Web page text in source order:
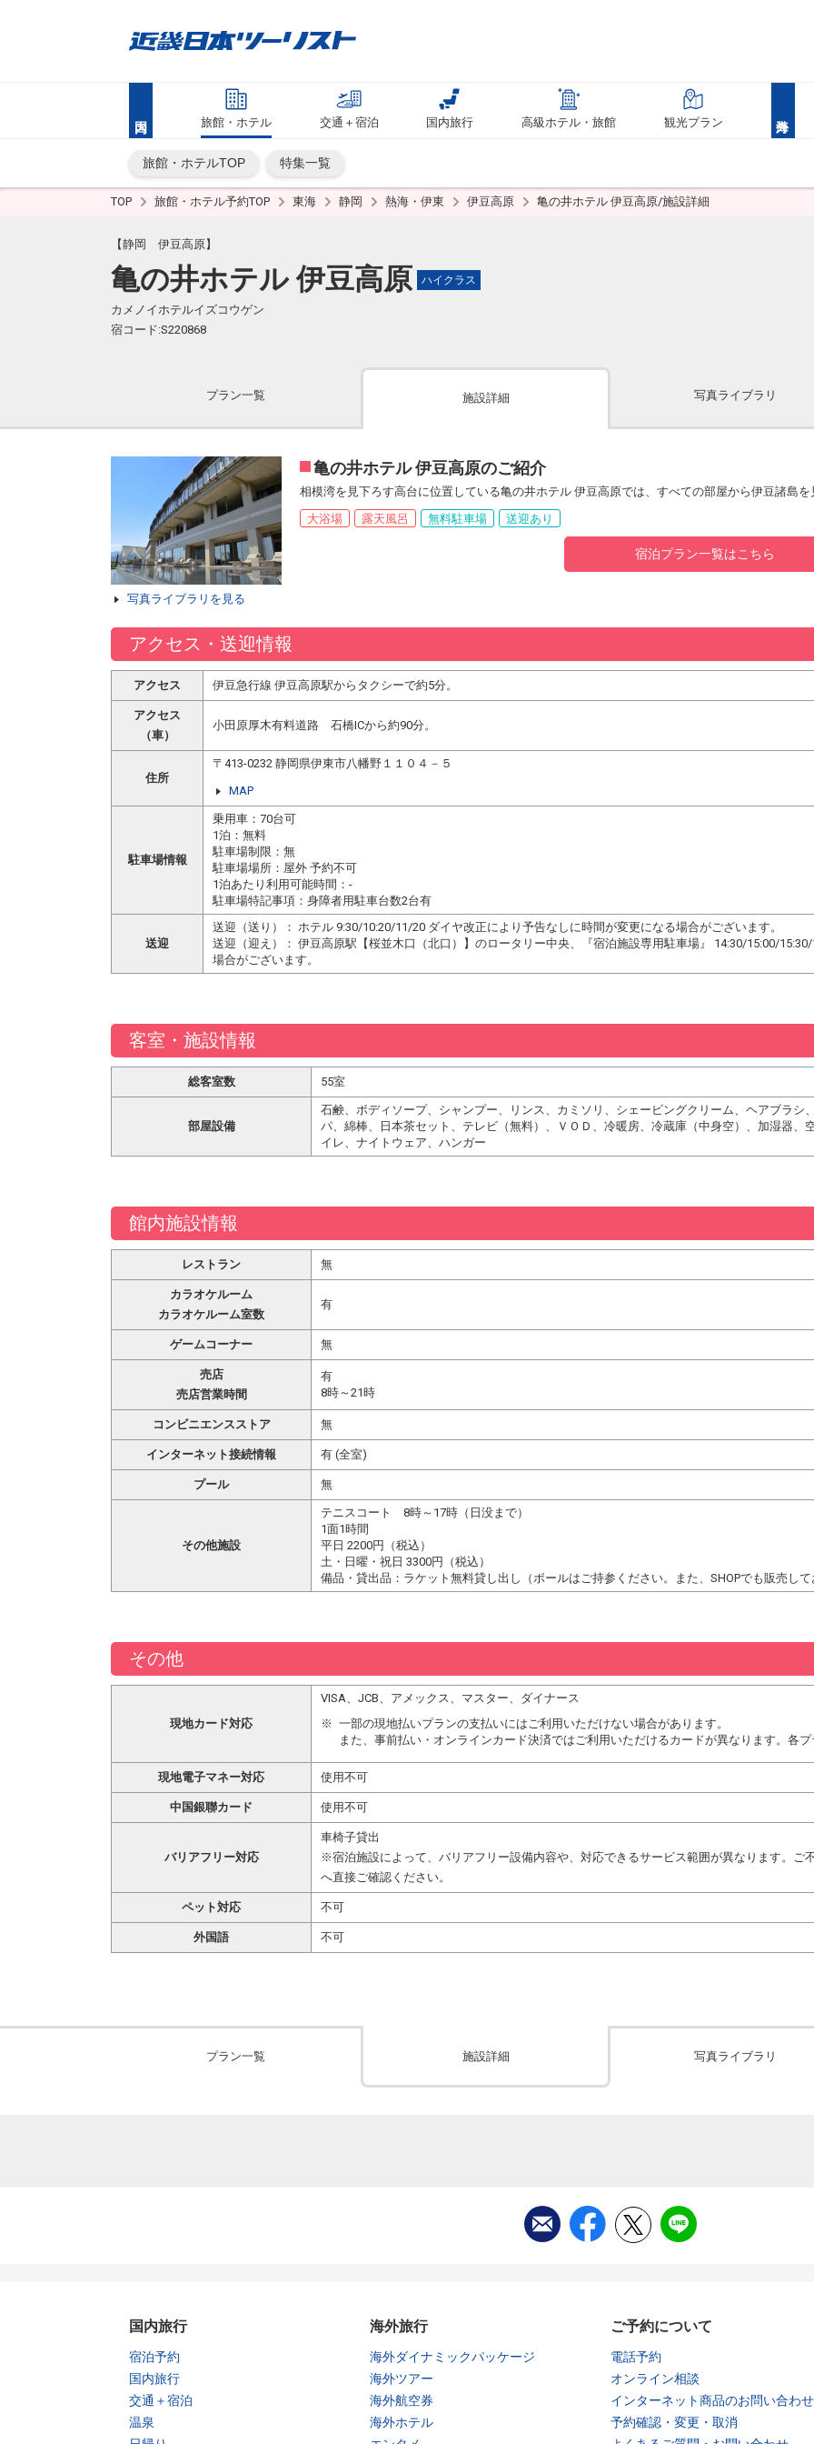
旅館・ホテル 交通＋宿泊 国内旅行 高級ホテル・旅館 観光プラン
旅館・ホテルTOP 特集一覧
TOP 旅館・ホテル予約TOP 東海 静岡 熱海・伊東 伊豆高原 亀の井ホテル 伊豆高原/施設詳細
【静岡 伊豆高原】
亀の井ホテル 伊豆高原 ハイクラス
カメノイホテルイズコウゲン
宿コード:S220868
プラン一覧 施設詳細 写真ライブラリ
写真ライブラリを見る
亀の井ホテル 伊豆高原のご紹介
相模湾を見下ろす高台に位置している亀の井ホテル 伊豆高原では、すべての部屋から伊豆諸島
大浴場
露天風呂 無料駐車場 送迎あり
宿泊プラン一覧はこちら
アクセス・送迎情報
アクセス 伊豆急行線 伊豆高原駅からタクシーで約5分。
アクセス
（車）
小田原厚木有料道路 石橋ICから約90分。
住所
〒413-0232 静岡県伊東市八幡野１１０４－５
MAP
駐車場情報
乗用車：70台可
1泊：無料
駐車場制限：無
駐車場場所：屋外 予約不可
1泊あたり利用可能時間：-
駐車場特記事項：身障者用駐車台数2台有
送迎
送迎（送り）： ホテル 9:30/10:20/11/20 ダイヤ改正により予告なしに時間が変更になる場合がございます。
送迎（迎え）： 伊豆高原駅【桜並木口（北口）】のロータリー中央、『宿泊施設専用駐車場』 14:30/15:00/
場合がございます。
客室・施設情報
総客室数 55室
部屋設備
石鹸、ボディソープ、シャンプー、リンス、カミソリ、シェービングクリーム、ヘアブラシ
パ、綿棒、日本茶セット、テレビ（無料）、ＶＯＤ、冷暖房、冷蔵庫（中身空）、加湿器、
イレ、ナイトウェア、ハンガー
館内施設情報
レストラン 無
カラオケルーム
カラオケルーム室数
有
ゲームコーナー 無
売店
売店営業時間
有
8時～21時
コンビニエンスストア 無
インターネット接続情報 有 (全室)
プール 無
その他施設
テニスコート 8時～17時（日没まで）
1面1時間
平日 2200円（税込）
土・日曜・祝日 3300円（税込）
備品・貸出品：ラケット無料貸し出し（ボールはご持参ください。また、SHOPでも販売して
その他
現地カード対応
VISA、JCB、アメックス、マスター、ダイナース
一部の現地払いプランの支払いにはご利用いただけない場合があります。
また、事前払い・オンラインカード決済ではご利用いただけるカードが異なります。各プ
現地電子マネー対応 使用不可
中国銀聯カード 使用不可
バリアフリー対応
車椅子貸出
※宿泊施設によって、バリアフリー設備内容や、対応できるサービス範囲が異なります。ご
へ直接ご確認ください。
ペット対応 不可
外国語 不可
プラン一覧 施設詳細 写真ライブラリ
国内旅行
宿泊予約
国内旅行
交通＋宿泊
温泉
海外旅行
海外ダイナミックパッケージ
海外ツアー
海外航空券
海外ホテル
ご予約について
電話予約
オンライン相談
インターネット商品のお問い合わせ
予約確認・変更・取消